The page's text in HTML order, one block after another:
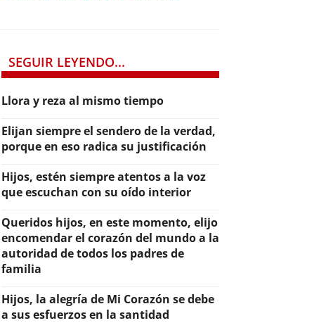
SEGUIR LEYENDO...
Llora y reza al mismo tiempo
Elijan siempre el sendero de la verdad,
porque en eso radica su justificación
Hijos, estén siempre atentos a la voz
que escuchan con su oído interior
Queridos hijos, en este momento, elijo
encomendar el corazón del mundo a la
autoridad de todos los padres de
familia
Hijos, la alegría de Mi Corazón se debe
a sus esfuerzos en la santidad